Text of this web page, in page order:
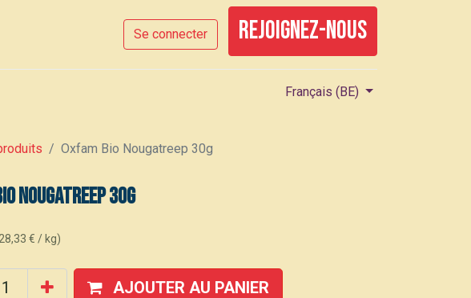
Se connecter rejoignez-nous
Français (BE)
Oxfam Bio Nougatreep 30g
Nougatreep 30g
28,33 € / kg)
AJOUTER AU PANIER